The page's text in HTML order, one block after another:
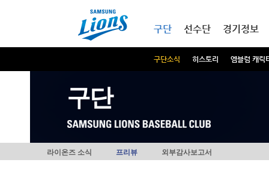
구단
구단소식 히스토리 엠블럼 캐릭
선수단 경기정보
구단
라이온즈 소식 프리뷰 외부감사보고서